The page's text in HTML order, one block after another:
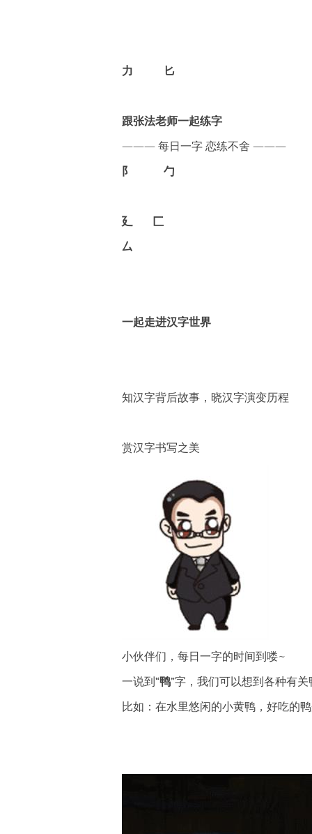
力 匕
跟张法老师一起练字
——— 每日一字 恋练不舍 ———
阝 勹
廴
匚
厶
一起走进汉字世界
知汉字背后故事，晓汉字演变历程
赏汉字书写之美
小伙伴们，每日一字的时间到喽~
一说到 “鸭”字，我们可以想到各种有关
比如：在水里悠闲的小黄鸭， 好吃的